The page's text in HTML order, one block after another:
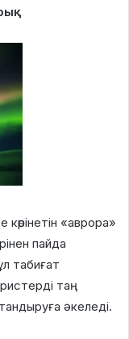
«аврора»
пайда
табиғат
таң
әкеледі.